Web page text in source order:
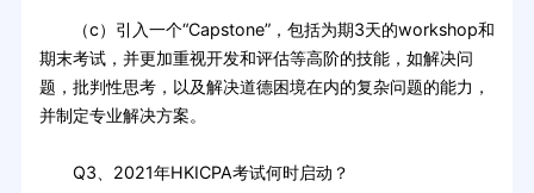
（c）引入一个“Capstone”，包括为期3天的workshop和
期末考试，并更加重视开发和评估等高阶的技能，如解决问
题，批判性思考，以及解决道德困境在内的复杂问题的能力，
并制定专业解决方案。
Q3、2021年HKICPA考试何时启动？